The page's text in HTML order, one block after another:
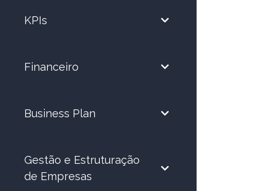
KPIs
Financeiro
Business Plan
Gestão e Estruturação
de Empresas